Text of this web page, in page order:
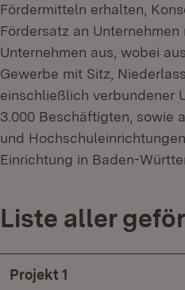
Fördermitteln erhalten,
Fördersatz an
Unternehmen aus, wobei
Gewerbe mit Sitz,
einschließlich verbundener
3.000 Beschäftigten, sowie
und
Einrichtung in Baden-
Liste aller
Projekt 1